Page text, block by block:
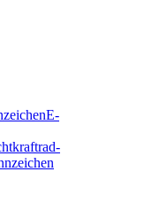
E-